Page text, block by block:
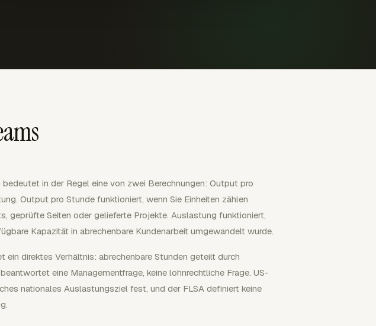
in der Regel eine von zwei Berechnungen: Output pro
Output pro Stunde funktioniert, wenn Sie Einheiten zählen
geprüfte Seiten oder gelieferte Projekte. Auslastung funktioniert,
Kapazität in abrechenbare Kundenarbeit umgewandelt wurde.
ein direktes Verhältnis: abrechenbare Stunden geteilt durch
eine Managementfrage, keine lohnrechtliche Frage. US-
nationales Auslastungsziel fest, und der FLSA definiert keine